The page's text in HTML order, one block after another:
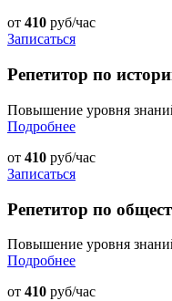
от 410 руб/час
Записаться
Репетитор по
Повышение уровня
Подробнее
от 410 руб/час
Записаться
Репетитор по
Повышение уровня
Подробнее
от 410 руб/час